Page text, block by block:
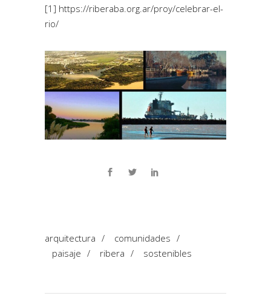
[1] https://riberaba.org.ar/proy/celebrar-el-
rio/
arquitectura / comunidades /
paisaje / ribera / sostenibles